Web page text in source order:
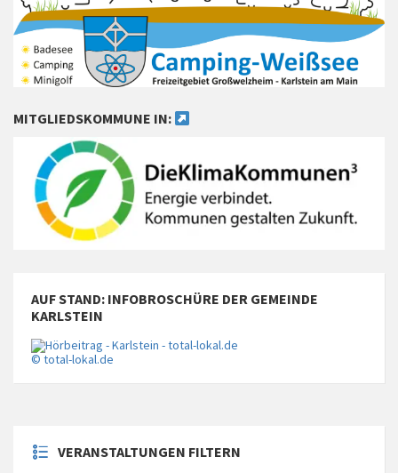
MITGLIEDSKOMMUNE IN:
AUF STAND: INFOBROSCHÜRE DER GEMEINDE
KARLSTEIN
© total-lokal.de
VERANSTALTUNGEN FILTERN